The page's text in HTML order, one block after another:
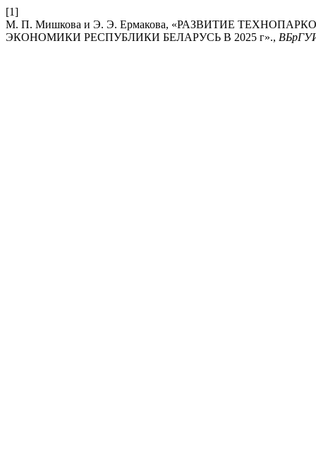
[1]
М. П. Мишкова и Э. Э. Ермакова, «РАЗВИТИЕ
ЭКОНОМИКИ РЕСПУБЛИКИ БЕЛАРУСЬ В 2025 г».,